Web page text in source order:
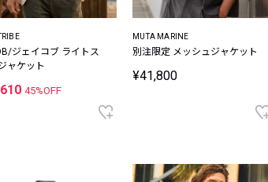
ジェイコブ ライトス
ャケット
45%OFF
MUTA MARINE
別注限定 メッシュジャケット
¥41,800